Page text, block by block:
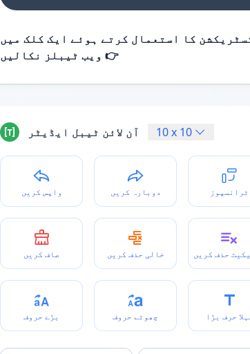
کا استعمال کرتے ہوئے ایک کلک میں
ویب ٹیبلز نکالیں 👉
آن لائن ٹیبل ایڈیٹر 10x 10
واپس کریں دوبارہ کریں ٹرانسپوز
صاف کریں خالی حذف کریں حذف کریں
بڑے حروف چھوٹے حروف حرف بڑا